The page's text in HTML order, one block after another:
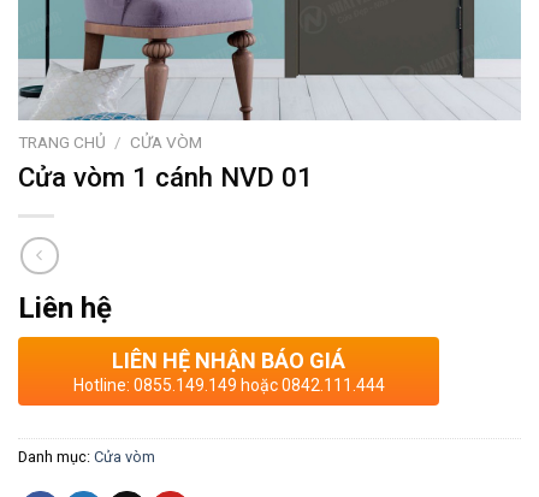
TRANG CHỦ / CỬA VÒM
Cửa vòm 1 cánh NVD 01
Liên hệ
LIÊN HỆ NHẬN BÁO GIÁ
Hotline: 0855.149.149 hoặc 0842.111.444
Danh mục: Cửa vòm